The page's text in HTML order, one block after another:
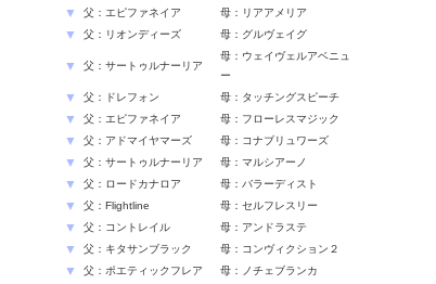
▼ 父：エピファネイア 母：リアアメリア
▼ 父：リオンディーズ 母：グルヴェイグ
▼ 父：サートゥルナーリア
母：ウェイヴェルアベニュ
ー
▼ 父：ドレフォン 母：タッチングスピーチ
▼ 父：エピファネイア 母：フローレスマジック
▼ 父：アドマイヤマーズ 母：コナブリュワーズ
▼ 父：サートゥルナーリア 母：マルシアーノ
▼ 父：ロードカナロア 母：バラーディスト
▼ 父：Flightline 母：セルフレスリー
▼ 父：コントレイル 母：アンドラステ
▼ 父：キタサンブラック 母：コンヴィクション２
▼ 父：ポエティックフレア 母：ノチェブランカ